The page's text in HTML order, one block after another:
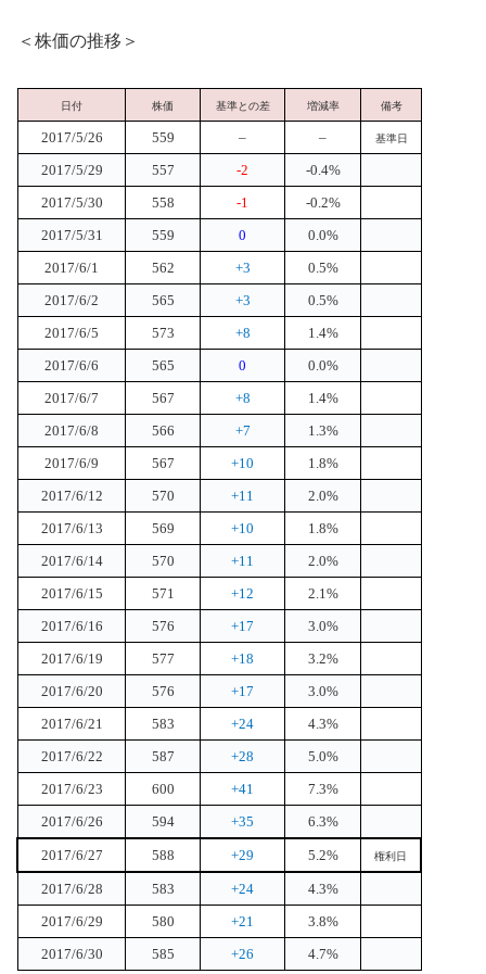
＜株価の推移＞
日付 株価 基準との差 増減率 備考
2017/5/26 559 – – 基準日
2017/5/29 557 -2
-0.4%
2017/5/30
558 -1
-0.2%
2017/5/31
559 0
0.0%
2017/6/1
562 +3
0.5%
2017/6/2
565 +3
0.5%
2017/6/5
573 +8
1.4%
2017/6/6
565 0
0.0%
2017/6/7
567 +8
1.4%
2017/6/8
566 +7
1.3%
2017/6/9
567 +10
1.8%
2017/6/12
570 +11
2.0%
2017/6/13
569 +10
1.8%
2017/6/14
570 +11
2.0%
2017/6/15
571 +12
2.1%
2017/6/16
576 +17
3.0%
2017/6/19
577 +18
3.2%
2017/6/20
576 +17
3.0%
2017/6/21
583 +24
4.3%
2017/6/22
587 +28
5.0%
2017/6/23
600 +41
7.3%
2017/6/26
594 +35 6.3%
2017/6/27 588 +29 5.2% 権利日
2017/6/28 583 +24
4.3%
2017/6/29
580 +21
3.8%
2017/6/30
585 +26 4.7%